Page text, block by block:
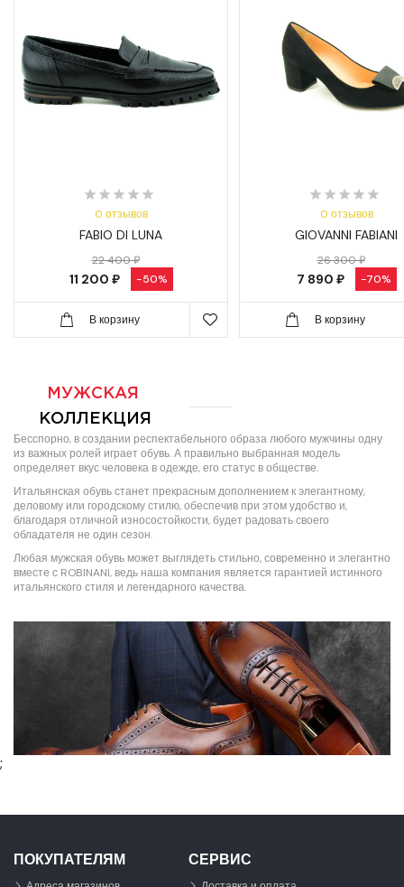
0 отзывов
FABIO DI LUNA
22 400 ₽
11 200 ₽ -50%
В корзину
0 отзывов
GIOVANNI FABIANI
26 300 ₽
7 890 ₽ -70%
В корзину
МУЖСКАЯ
КОЛЛЕКЦИЯ
Бесспорно, в создании респектабельного образа любого мужчины одну
из важных ролей играет обувь. А правильно выбранная модель
определяет вкус человека в одежде, его статус в обществе.
Итальянская обувь станет прекрасным дополнением к элегантному,
деловому или городскому стилю, обеспечив при этом удобство и,
благодаря отличной износостойкости, будет радовать своего
обладателя не один сезон.
Любая мужская обувь может выглядеть стильно, современно и элегантно
вместе с ROBINANI, ведь наша компания является гарантией истинного
итальянского стиля и легендарного качества.
;
ПОКУПАТЕЛЯМ СЕРВИС